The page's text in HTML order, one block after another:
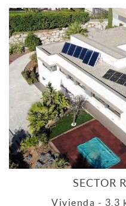
SECTOR
Vivienda - 3,3